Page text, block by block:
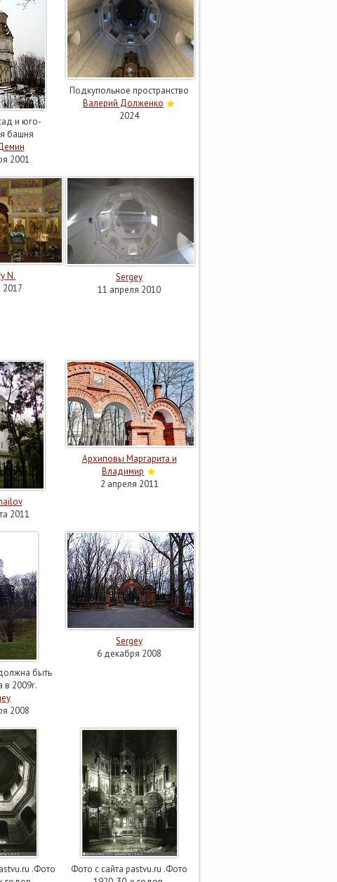
и юго-
башня
2001
Подкупольное пространство
Валерий Долженко
2024
N.
Sergey
11 апреля 2010
2011
Архиповы Маргарита и
Владимир
2 апреля 2011
быть
в 2009г.
2008
Sergey
6 декабря 2008
.Фото
Фото с сайта pastvu.ru .Фото